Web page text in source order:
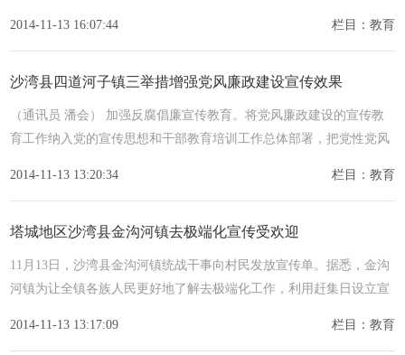
2014-11-13 16:07:44
栏目：教育
沙湾县四道河子镇三举措增强党风廉政建设宣传效果
（通讯员 潘会） 加强反腐倡廉宣传教育。将党风廉政建设的宣传教
育工作纳入党的宣传思想和干部教育培训工作总体部署，把党性党风
2014-11-13 13:20:34
栏目：教育
塔城地区沙湾县金沟河镇去极端化宣传受欢迎
11月13日，沙湾县金沟河镇统战干事向村民发放宣传单。据悉，金沟
河镇为让全镇各族人民更好地了解去极端化工作，利用赶集日设立宣
2014-11-13 13:17:09
栏目：教育